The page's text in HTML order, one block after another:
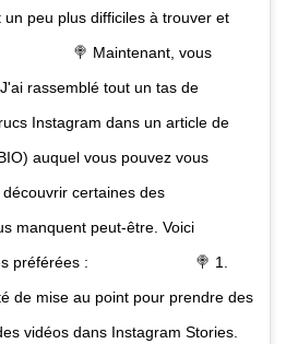
peu plus difficiles à trouver et
🍭 Maintenant, vous
rassemblé tout un tas de
Instagram dans un article de
auquel vous pouvez vous
certaines des
manquent peut-être. Voici
préférées : ⠀⠀⠀⠀⠀⠀⠀⠀⠀ 🍭 1.
de mise au point pour prendre des
vidéos dans Instagram Stories.